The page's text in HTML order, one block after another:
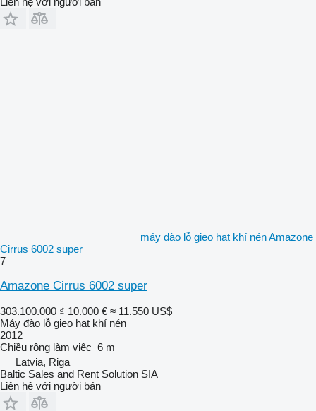
máy đào lỗ gieo hạt khí nén Amazone
Cirrus 6002 super
7
Amazone Cirrus 6002 super
303.100.000 ₫ 10.000 € ≈ 11.550 US$
Máy đào lỗ gieo hạt khí nén
2012
Chiều rộng làm việc 6 m
Latvia, Riga
Baltic Sales and Rent Solution SIA
Liên hệ với người bán